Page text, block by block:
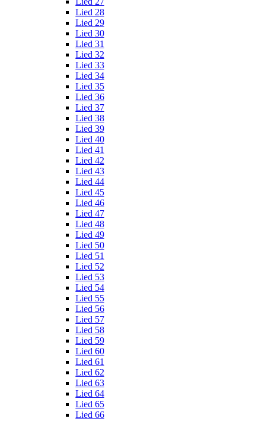
Lied 28
Lied 29
Lied 30
Lied 31
Lied 32
Lied 33
Lied 34
Lied 35
Lied 36
Lied 37
Lied 38
Lied 39
Lied 40
Lied 41
Lied 42
Lied 43
Lied 44
Lied 45
Lied 46
Lied 47
Lied 48
Lied 49
Lied 50
Lied 51
Lied 52
Lied 53
Lied 54
Lied 55
Lied 56
Lied 57
Lied 58
Lied 59
Lied 60
Lied 61
Lied 62
Lied 63
Lied 64
Lied 65
Lied 66